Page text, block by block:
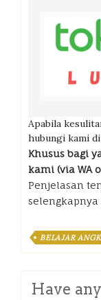
Apabila
hubungi kami
Khusus bagi
kami (via WA
Penjelasan
selengkapnya
BELAJAR
Have